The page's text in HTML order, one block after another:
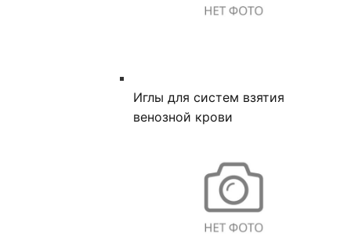
Иглы для систем взятия
венозной крови